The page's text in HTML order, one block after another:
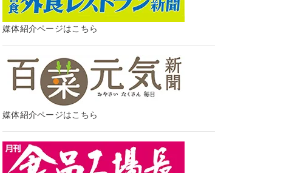
媒体紹介ページはこちら
媒体紹介ページはこちら